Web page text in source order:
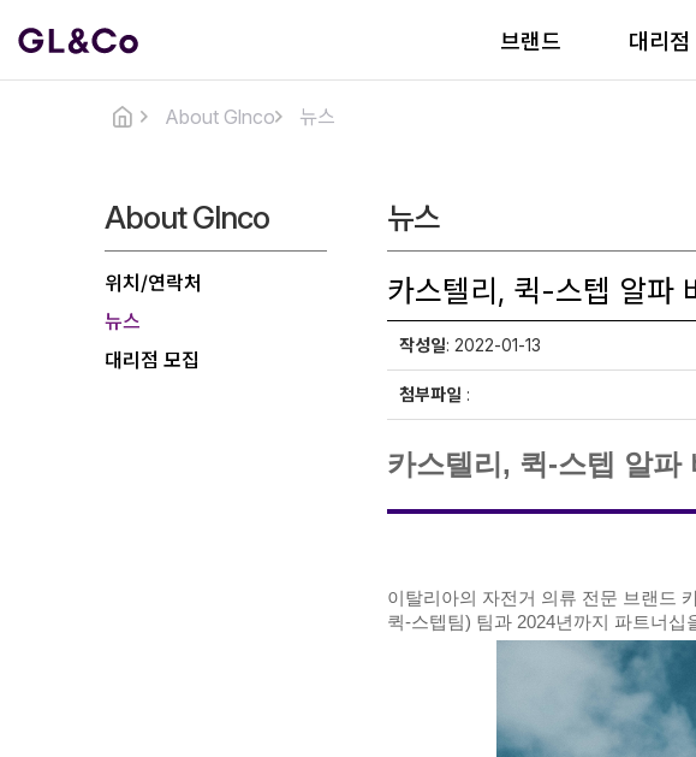
브랜드 대리점
About Glnco 뉴스
About Glnco
위치/연락처
뉴스
대리점 모집
뉴스
카스텔리, 퀵-스텝 알파
작성일: 2022-01-13
첨부파일 :
카스텔리, 퀵-스텝 알파
이탈리아의 자전거 의류 전문 브랜드
퀵-스텝팀) 팀과 2024년까지 파트너십